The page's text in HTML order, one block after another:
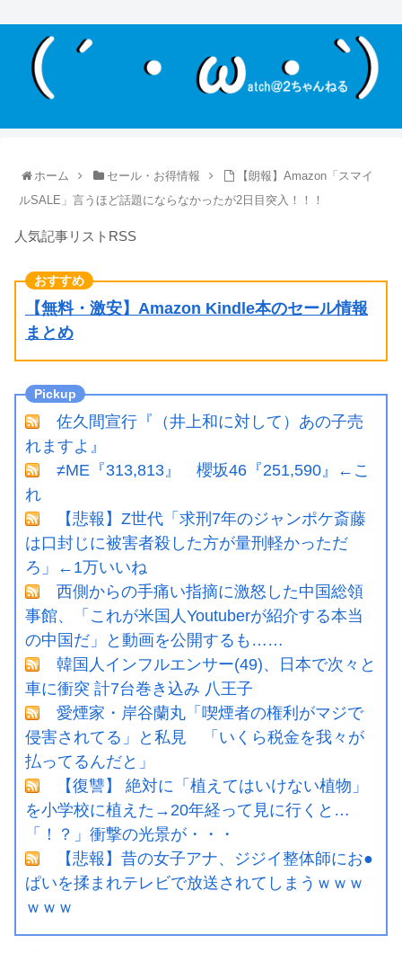
ホーム セール・お得情報
【朗報】Amazon「スマイ
ルSALE」言うほど話題にならなかったが2日目突入！！！
人気記事リストRSS
【無料・激安】Amazon Kindle本のセール情報
まとめ
佐久間宣行『（井上和に対して）あの子売
れますよ』
≠ME『313,813』 櫻坂46『251,590』←こ
れ
【悲報】Z世代「求刑7年のジャンポケ斎藤
は口封じに被害者殺した方が量刑軽かっただ
ろ」←1万いいね
西側からの手痛い指摘に激怒した中国総領
事館、「これが米国人Youtuberが紹介する本当
の中国だ」と動画を公開するも……
韓国人インフルエンサー(49)、日本で次々と
車に衝突 計7台巻き込み 八王子
愛煙家・岸谷蘭丸「喫煙者の権利がマジで
侵害されてる」と私見 「いくら税金を我々が
払ってるんだと」
【復讐】 絶対に「植えてはいけない植物」
を小学校に植えた→20年経って見に行くと…
「！？」衝撃の光景が・・・
【悲報】昔の女子アナ、ジジイ整体師にお●
ぱいを揉まれテレビで放送されてしまうｗｗｗ
ｗｗｗ